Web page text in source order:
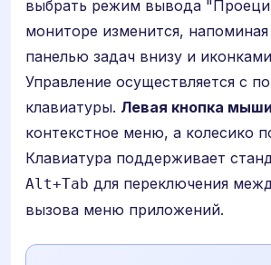
выбрать режим вывода
мониторе изменится,
панелью задач внизу и
Управление осуществляется
клавиатуры. Левая кнопка мыши
контекстное меню, а колесико
Клавиатура поддерживает
Alt+Tab для переключения
вызова меню приложений.